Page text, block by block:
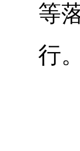
等
行。